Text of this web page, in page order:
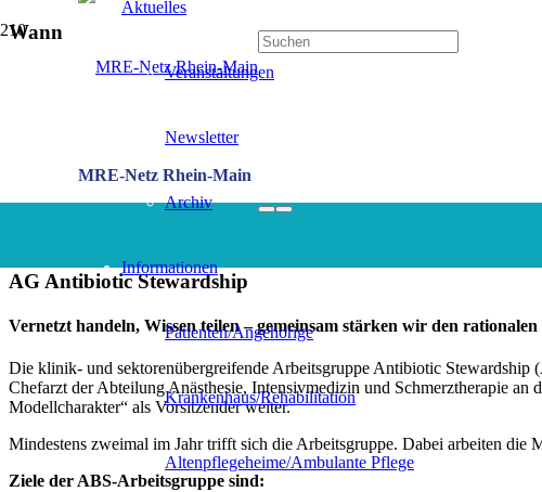
MRE-Netz Rhein-Main
Aktuelles
Veranstaltungen
Newsletter
Archiv
Informationen
Patienten/Angehörige
Krankenhaus/Rehabilitation
Altenpflegeheime/Ambulante Pflege
Wann
16. Juni 2026
Google Kalender
AG Antibiotic Stewardship
Vernetzt handeln, Wissen teilen – gemeinsam stärken wir den
Die klinik- und sektorenübergreifende Arbeitsgruppe Antibiotic
Chefarzt der Abteilung Anästhesie, Intensivmedizin und Schmerztherapie
Modellcharakter“ als Vorsitzender weiter.
Mindestens zweimal im Jahr trifft sich die Arbeitsgruppe. Dabei arbeiten die
Ziele der ABS-Arbeitsgruppe sind: